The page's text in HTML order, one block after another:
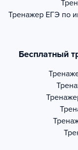
Тренажер ЕГЭ по
Бесплатный